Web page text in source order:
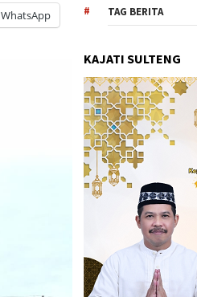
WhatsApp
TAG BERITA
KAJATI SULTENG